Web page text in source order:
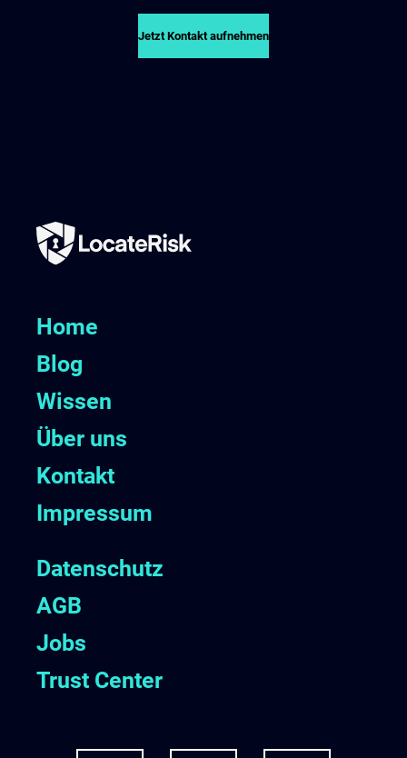
Jetzt Kontakt aufnehmen
Home
Blog
Wissen
Über uns
Kontakt
Impressum
Datenschutz
AGB
Jobs
Trust Center